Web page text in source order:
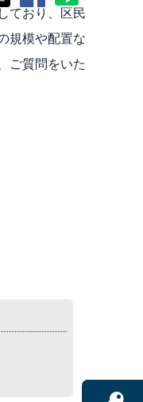
ており、区民
規模や配置な
ご質問をいた